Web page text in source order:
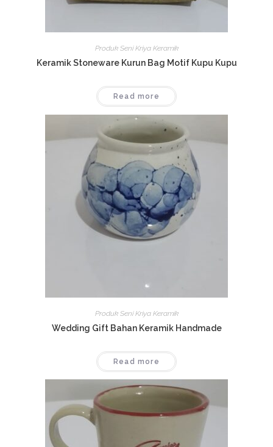
Produk Seni Kriya Keramik
Keramik Stoneware Kurun Bag Motif Kupu Kupu
Read more
Produk Seni Kriya Keramik
Wedding Gift Bahan Keramik Handmade
Read more